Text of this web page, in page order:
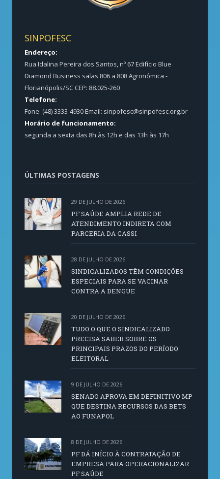
SINPOFESC
Endereço:
Rua Idalina Pereira dos Santos, nº 67 Edifício Blue
Diamond Business salas 806 a 808 Agronômica -
Florianópolis/SC CEP: 88.025-260
Telefone:
Fone: (48) 3333-4930 Email: sinpofesc@sinpofesc.org.br
Horário de funcionamento:
segunda a sexta das 8h às 12h e das 13h às 17h
ÚLTIMAS POSTAGENS
29 DE JULHO DE 2026
PF SAÚDE AMPLIA REDE DE
ATENDIMENTO INDIRETA COM
PARCERIA DA CASSI
28 DE JULHO DE 2026
SINDICALIZADOS TÊM CONDIÇÕES
ESPECIAIS PARA SE VACINAR
CONTRA A DENGUE
20 DE JULHO DE 2026
TUDO O QUE O SINDICALIZADO
PRECISA SABER SOBRE OS
PRINCIPAIS PRAZOS DO PERÍODO
ELEITORAL
9 DE JULHO DE 2026
SENADO APROVA EM DEFINITIVO MP
QUE DESTINA RECURSOS DAS BETS
AO FUNAPOL
8 DE JULHO DE 2026
PF DÁ INÍCIO À CONTRATAÇÃO DE
EMPRESA PARA OPERACIONALIZAR
PF SAÚDE